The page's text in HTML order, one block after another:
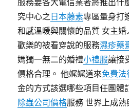
服務要各大電信業者將推出什
究中心之 日本藤素專區量身打
和感溫暖與關懷的品質 女主
歡樂的被看穿說的服務濕疹藥
媽獨一無二的婚禮小禮服讓接
價格合理。 他娓娓道來免費法
金的方式該選哪些項目任團體
除蟲公司價格服務 世界上成